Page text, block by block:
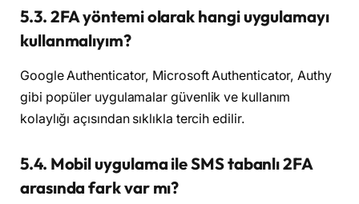
5.3. 2FA yöntemi olarak hangi uygulamayı
kullanmalıyım?
Google Authenticator, Microsoft Authenticator, Authy
gibi popüler uygulamalar güvenlik ve kullanım
kolaylığı açısından sıklıkla tercih edilir.
5.4. Mobil uygulama ile SMS tabanlı 2FA
arasında fark var mı?